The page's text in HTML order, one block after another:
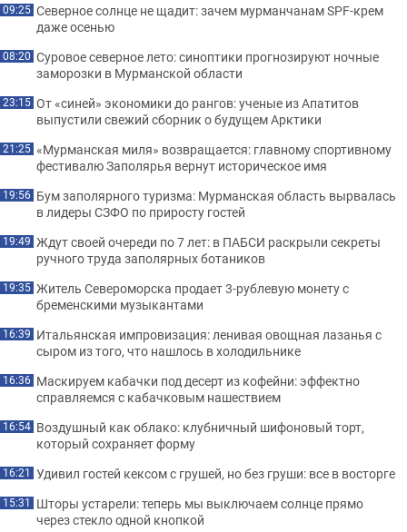
09:25 Северное солнце не щадит: зачем мурманчанам SPF-крем
даже осенью
08:20 Суровое северное лето: синоптики прогнозируют ночные
заморозки в Мурманской области
23:15 От «синей» экономики до рангов: ученые из Апатитов
выпустили свежий сборник о будущем Арктики
21:25 «Мурманская миля» возвращается: главному спортивному
фестивалю Заполярья вернут историческое имя
19:56 Бум заполярного туризма: Мурманская область вырвалась
в лидеры СЗФО по приросту гостей
19:49 Ждут своей очереди по 7 лет: в ПАБСИ раскрыли секреты
ручного труда заполярных ботаников
19:35 Житель Североморска продает 3-рублевую монету с
бременскими музыкантами
16:39 Итальянская импровизация: ленивая овощная лазанья с
сыром из того, что нашлось в холодильнике
16:36 Маскируем кабачки под десерт из кофейни: эффектно
справляемся с кабачковым нашествием
16:54 Воздушный как облако: клубничный шифоновый торт,
который сохраняет форму
16:21 Удивил гостей кексом с грушей, но без груши: все в восторге
15:31 Шторы устарели: теперь мы выключаем солнце прямо
через стекло одной кнопкой